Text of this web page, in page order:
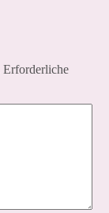
Erforderliche